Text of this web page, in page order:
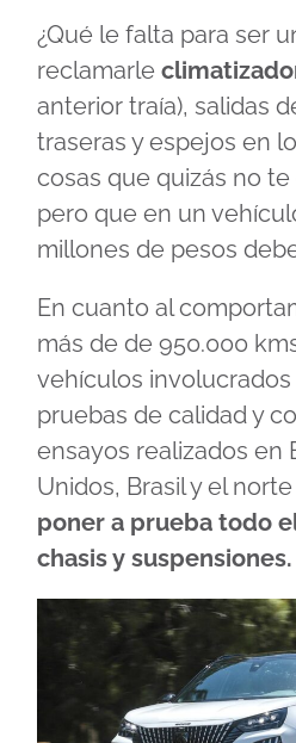
¿Qué le falta para ser
reclamarle
anterior traía), salidas
traseras y espejos en
cosas que quizás no
pero que en un
millones de pesos
En cuanto al
más de de 950.000
vehículos
pruebas de calidad y
ensayos realizados en
Unidos, Brasil y el
poner a prueba todo
chasis y suspensiones.